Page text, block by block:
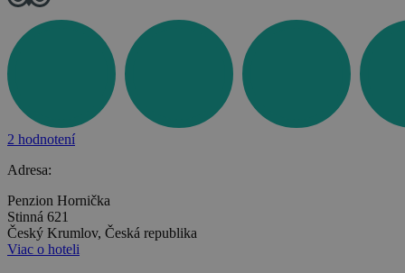
2 hodnotení
Adresa:
Penzion Hornička
Stinná 621
Český Krumlov, Česká republika
Viac o hoteli